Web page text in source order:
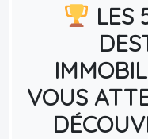
LES
VOUS